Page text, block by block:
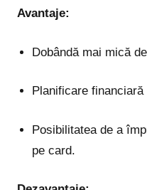
Avantaje:
Dobândă mai mică
Planificare
Posibilitatea de a
pe card.